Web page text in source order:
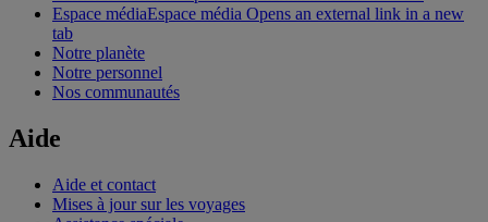
Espace médiaEspace média Opens an external link in a new
tab
Notre planète
Notre personnel
Nos communautés
Aide
Aide et contact
Mises à jour sur les voyages